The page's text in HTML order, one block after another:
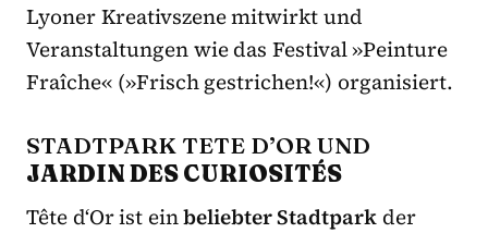
Lyoner Kreativszene mitwirkt und
Veranstaltungen wie das Festival »Peinture
Fraîche« (»Frisch gestrichen!«) organisiert.
STADTPARK TETE D’OR UND
JARDIN DES CURIOSITÉS
Tête d‘Or ist einbeliebter Stadtpark der